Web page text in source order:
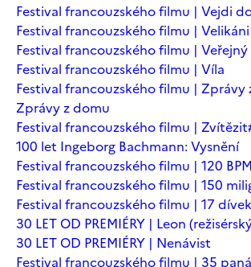
Festival francouzského filmu | Vejdi
Festival francouzského filmu | Velikáni
Festival francouzského filmu |
Festival francouzského filmu | Víla
Festival francouzského filmu | Zprávy
Zprávy z domu
Festival francouzského filmu | Zvítězit
100 let Ingeborg Bachmann: Vysnění
Festival francouzského filmu | 120 BPM
Festival francouzského filmu | 150
Festival francouzského filmu | 17 dívek
30 LET OD PREMIÉRY | Leon
30 LET OD PREMIÉRY | Nenávist
Festival francouzského filmu | 35